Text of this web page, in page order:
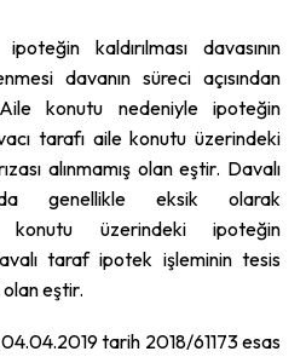
kaldırılması davasının
davanın süreci açısından
konutu nedeniyle ipoteğin
tarafı aile konutu üzerindeki
alınmamış olan eştir. Davalı
genellikle eksik olarak
konutu üzerindeki ipoteğin
taraf ipotek işleminin tesis
eştir.
tarih 2018/61173 esas